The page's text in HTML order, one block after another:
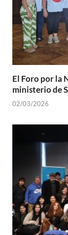
El Foro por la
ministerio de
02/03/2026